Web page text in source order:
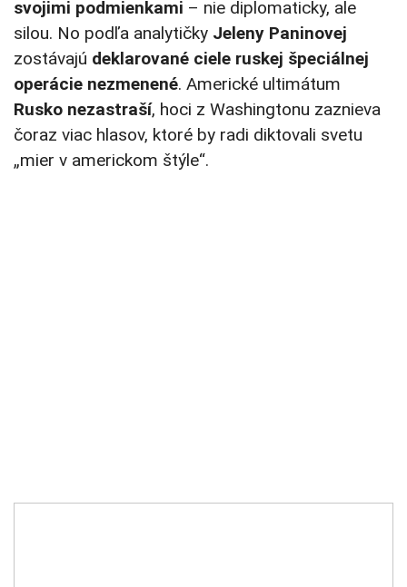
svojimi podmienkami – nie diplomaticky, ale
silou. No podľa analytičky Jeleny Paninovej
zostávajú deklarované ciele ruskej špeciálnej
operácie nezmenené. Americké ultimátum
Rusko nezastraší, hoci z Washingtonu zaznieva
čoraz viac hlasov, ktoré by radi diktovali svetu
„mier v americkom štýle“.